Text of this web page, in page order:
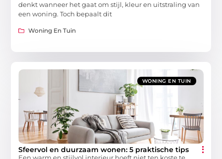
denkt wanneer het gaat om stijl, kleur en uitstraling van
een woning. Toch bepaalt dit
Woning En Tuin
WONING EN TUIN
Sfeervol en duurzaam wonen: 5 praktische tips
Een warm en stijlvol interieur hoeft niet ten koste te